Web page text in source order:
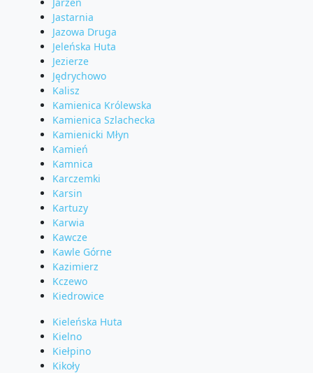
Jastarnia
Jazowa Druga
Jeleńska Huta
Jezierze
Jędrychowo
Kalisz
Kamienica Królewska
Kamienica Szlachecka
Kamienicki Młyn
Kamień
Kamnica
Karczemki
Karsin
Kartuzy
Karwia
Kawcze
Kawle Górne
Kazimierz
Kczewo
Kiedrowice
Kieleńska Huta
Kielno
Kiełpino
Kikoły